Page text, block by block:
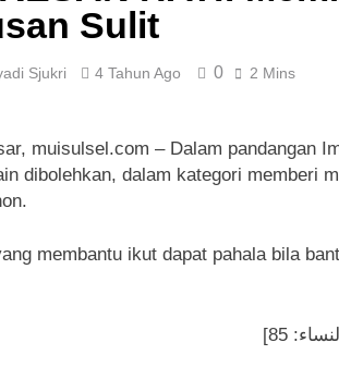
Label Halal
1 Minggu Ago
1 Minggu Ago
Popularitas)
Musda MUI
1 Minggu Ago
Sulit
Sjukri 4 Tahun Ago 0 2 Mins
muisulsel.com – Dalam pandangan
dibolehkan, dalam kategori memberi
membantu ikut dapat pahala bila